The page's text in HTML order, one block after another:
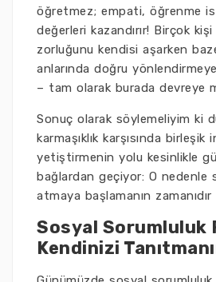
öğretmez; empati, öğrenme
değerleri kazandırır! Birçok kişi
zorluğunu kendisi aşarken
anlarında doğru
– tam olarak burada devreye
Sonuç olarak söylemeliyim ki
karmaşıklık karşısında birleşik
yetiştirmenin yolu kesinlikle
bağlardan geçiyor: O nedenle
atmaya başlamanın
Sosyal Sorumluluk
Kendinizi